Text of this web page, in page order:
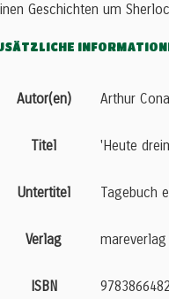
Geschichten um
Autor(en) Arthur
Titel 'Heute
Untertitel Tagebuch
Verlag mareverlag
ISBN